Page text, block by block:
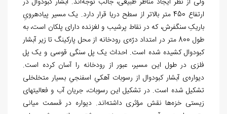
ارتفاع 450 متر بالاتر از سطح دریا قرار دارد. یک مسیر پیاده‏رویِ
باریکِ سنگفرش، که در نقاط پرشیب و لغزنده دارای پلکان است، به
طول 800 متر در امتداد درّه‌ی رودخانه از محل پارکینگ تا زیر آبشار
کبودوال کشیده شده است. احداث یک پل سنگی قوسی و یک پل
فلزی در طول این مسیر، عبور از رودخانه را آسان کرده است.
دیواره‌ی آبشار کبودوال از رسوبات آهکیِ اسفنجیِ بسیار متخلخلی
تشکیل شده است. در تشکیل این رسوبات، جریان آب و فعالیت‏های
زیستی خزه‌ها نقش مؤثری داشته‌اند. دیواره در قسمت میانی